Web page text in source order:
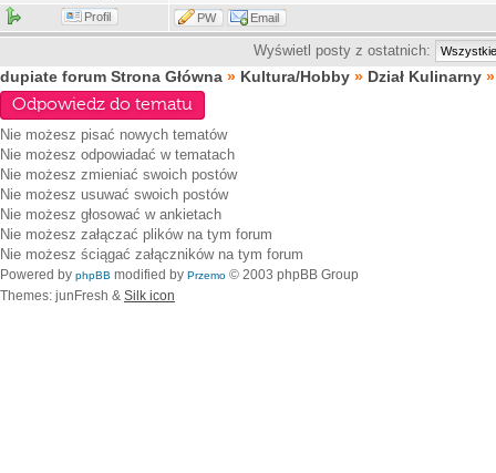
Profil PW Email
Wyświetl posty z ostatnich:
dupiate forum Strona Główna » Kultura/Hobby » Dział Kulinarny
Odpowiedz do tematu
Nie możesz pisać nowych tematów
Nie możesz odpowiadać w tematach
Nie możesz zmieniać swoich postów
Nie możesz usuwać swoich postów
Nie możesz głosować w ankietach
Nie możesz załączać plików na tym forum
Nie możesz ściągać załączników na tym forum
Powered by phpBB modified by Przemo © 2003 phpBB Group
Themes: junFresh & Silk icon